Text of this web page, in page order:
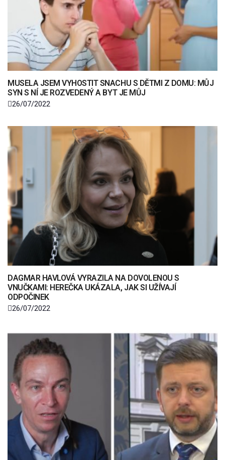
MUSELA JSEM VYHOSTIT SNACHU S DĚTMI Z DOMU: MŮJ
SYN S NÍ JE ROZVEDENÝ A BYT JE MŮJ
26/07/2022
DAGMAR HAVLOVÁ VYRAZILA NA DOVOLENOU S
VNUČKAMI: HEREČKA UKÁZALA, JAK SI UŽÍVAJÍ
ODPOČINEK
26/07/2022